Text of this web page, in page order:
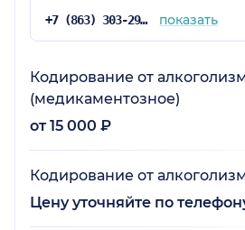
+7 (863) 303-29-60 показать
Кодирование от
(медикаментозное)
от 15 000 ₽
Кодирование от
Цену уточняйте по